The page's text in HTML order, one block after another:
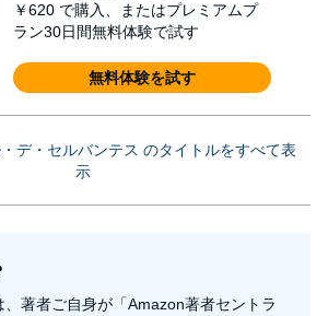
￥620 で購入、またはプレミアムプ
ラン30日間無料体験で試す
無料体験を試す
デ・セルバンテス のタイトルをすべて表
示
、著者ご自身が「Amazon著者セントラ